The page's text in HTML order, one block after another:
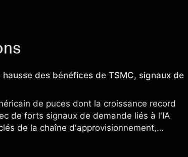
des bénéfices de TSMC, signaux de
de puces dont la croissance record
de forts signaux de demande liés à l'IA
de la chaîne d'approvisionnement,
Les performances passées ne préjugent pas